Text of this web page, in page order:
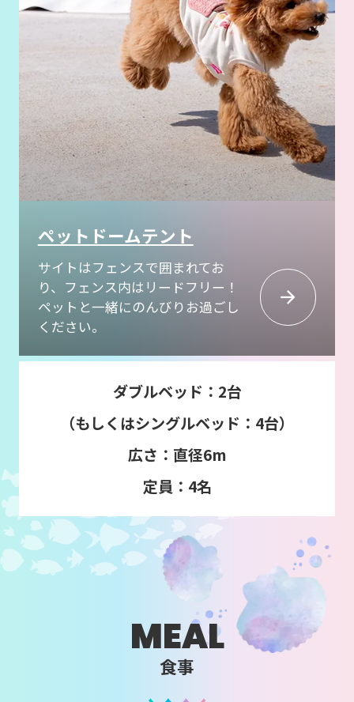
ペットドームテント
サイトはフェンスで囲まれてお
り、フェンス内はリードフリー！
ペットと一緒にのんびりお過ごし
ください。
ダブルベッド：2台
（もしくはシングルベッド：4台）
広さ：直径6m
定員：4名
MEAL
食事